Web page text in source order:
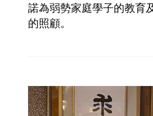
諾為弱勢家庭學子的教育
的照顧。